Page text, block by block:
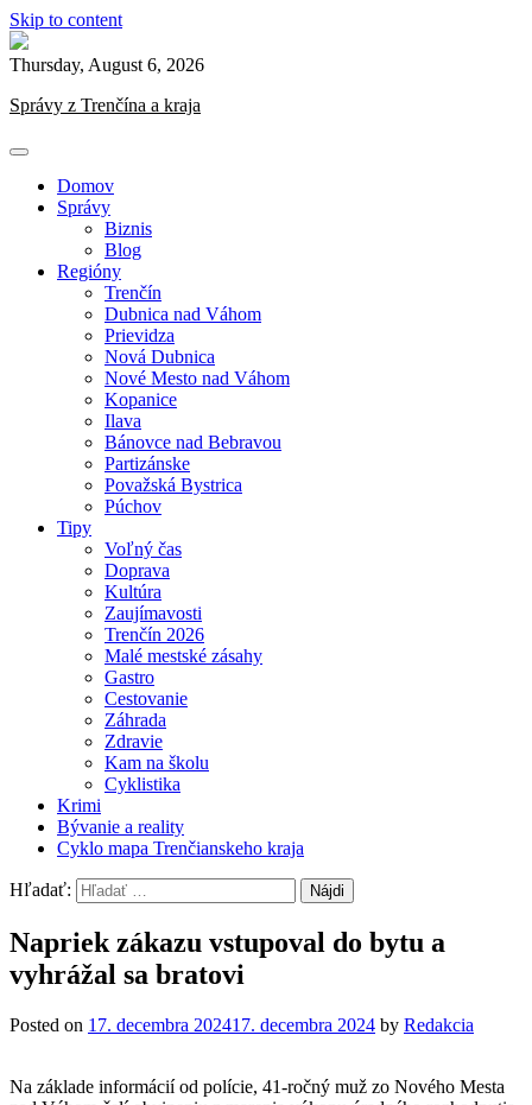
Skip to content
Thursday, August 6, 2026
Správy z Trenčína a kraja
Domov
Správy
Biznis
Blog
Regióny
Trenčín
Dubnica nad Váhom
Prievidza
Nová Dubnica
Nové Mesto nad Váhom
Kopanice
Ilava
Bánovce nad Bebravou
Partizánske
Považská Bystrica
Púchov
Tipy
Voľný čas
Doprava
Kultúra
Zaujímavosti
Trenčín 2026
Malé mestské zásahy
Gastro
Cestovanie
Záhrada
Zdravie
Kam na školu
Cyklistika
Krimi
Bývanie a reality
Cyklo mapa Trenčianskeho kraja
Hľadať:
Napriek zákazu vstupoval do bytu a
vyhrážal sa bratovi
Posted on 17. decembra 202417. decembra 2024 by Redakcia
Na základe informácií od polície, 41-ročný muž zo Nového Mesta